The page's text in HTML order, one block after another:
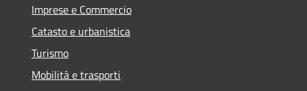
Imprese e Commercio
Catasto e urbanistica
Turismo
Mobilità e trasporti